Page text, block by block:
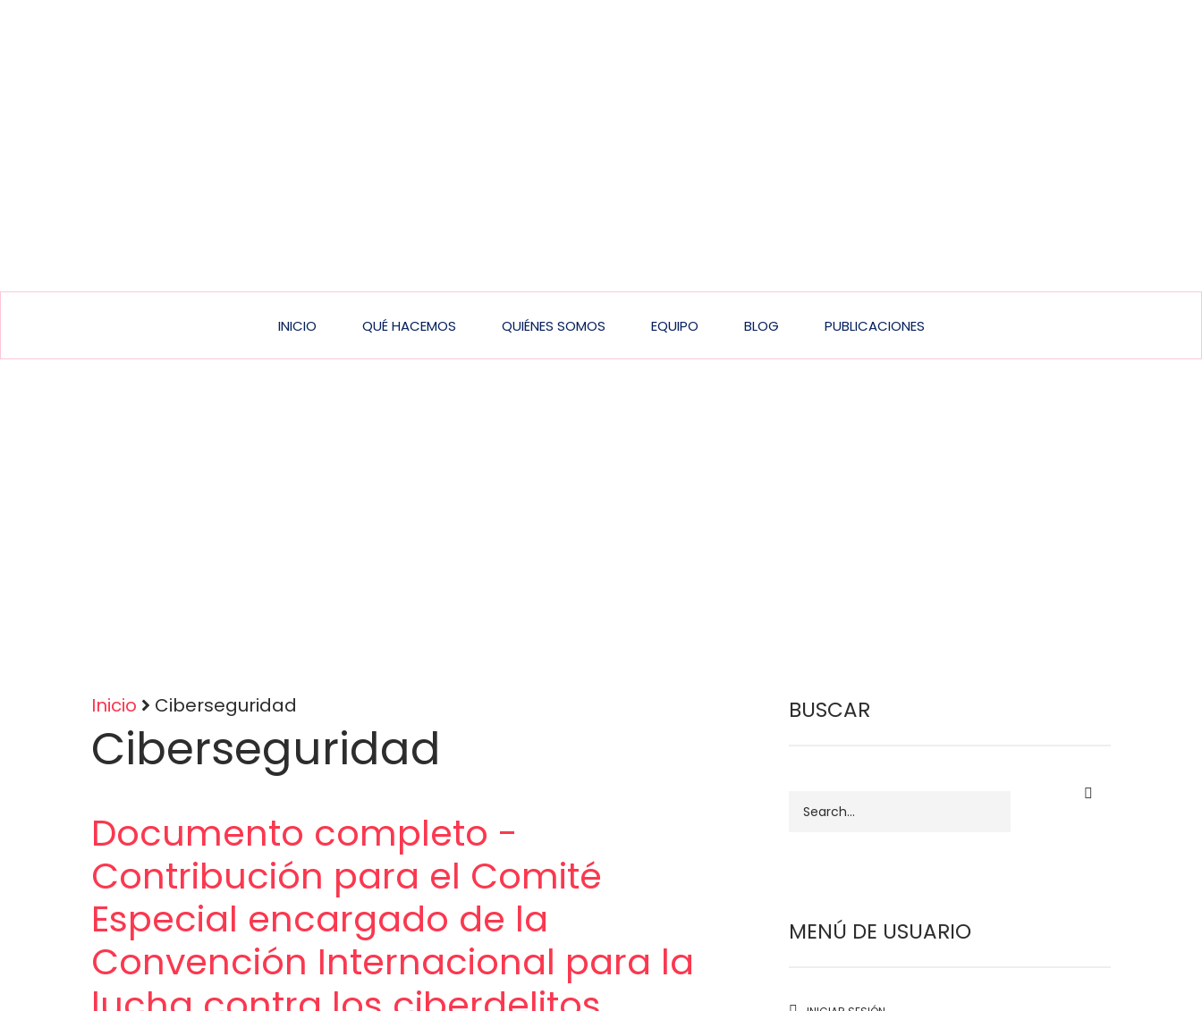
Main
navigation
INICIO QUÉ HACEMOS QUIÉNES SOMOS EQUIPO BLOG PUBLICACIONES
Sobrescribir
de
ayuda
a
la
Inicio Ciberseguridad
Ciberseguridad
Documento completo -
Contribución para el Comité
Especial encargado de la
Convención Internacional para la
BUSCAR
Buscar
MENÚ DE USUARIO